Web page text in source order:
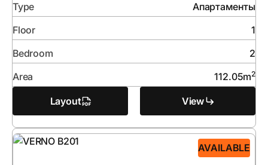
Type
Апартаменты
Floor
1
Bedroom
2
Area
112.05m2
Layout View
AVAILABLE